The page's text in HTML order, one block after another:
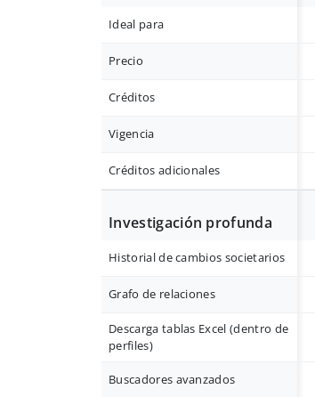
Ideal para
Precio
Créditos
Vigencia
Créditos adicionales
Investigación profunda
Historial de cambios societarios
Grafo de relaciones
Descarga tablas Excel (dentro de
perfiles)
Buscadores avanzados